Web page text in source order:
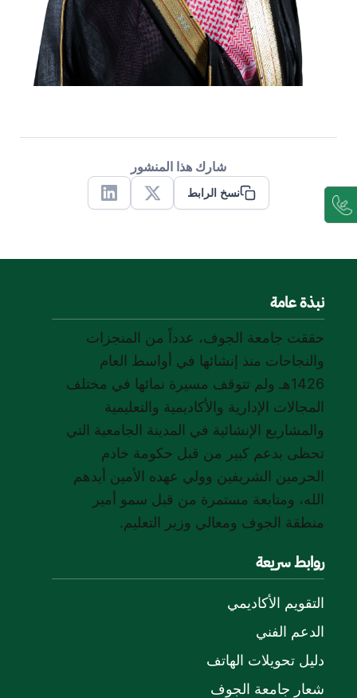
شارك هذا المنشور
نسخ الرابط
X
Linkedin
نبذة عامة
حققت جامعة الجوف، عدداً من المنجزات
والنجاحات منذ إنشائها في أواسط العام
1426هـ ولم تتوقف مسيرة نمائها في مختلف
المجالات الإدارية والأكاديمية والتعليمية
والمشاريع الإنشائية في المدينة الجامعية التي
تحظى بدعم كبير من قبل حكومة خادم
الحرمين الشريفين وولي عهده الأمين أيدهم
الله، ومتابعة مستمرة من قبل سمو أمير
منطقة الجوف ومعالي وزير التعليم.
روابط سريعة
التقويم الأكاديمي
الدعم الفني
دليل تحويلات الهاتف
شعار جامعة الجوف